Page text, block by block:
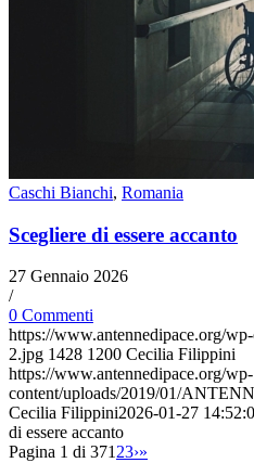
Caschi Bianchi, Romania
Scegliere di essere accanto
27 Gennaio 2026
/
0 Commenti
https://www.antennedipace.org/
2.jpg 1428 1200 Cecilia Filippini
https://www.antennedipace.org/wp-
content/uploads/2019/01/
Cecilia Filippini2026-01-27
di essere accanto
Pagina 1 di 371 23›»